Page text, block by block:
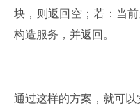
块，则返回空；若：当
构造服务，并返回。
通过这样的方案，就可以